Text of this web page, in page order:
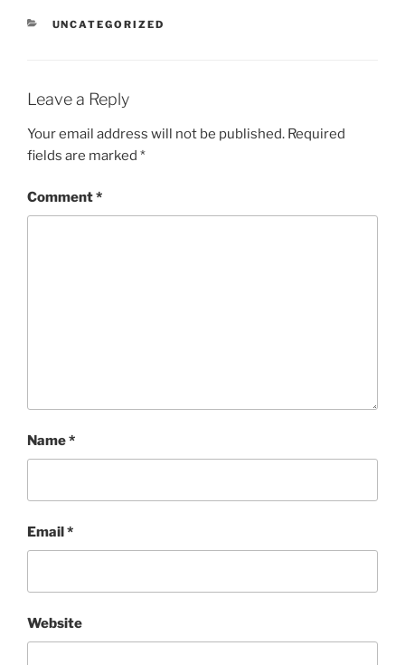
CATEGORIES
UNCATEGORIZED
Leave a Reply
Your email address will not be published. Required
fields are marked *
Comment*
Name*
Email*
Website